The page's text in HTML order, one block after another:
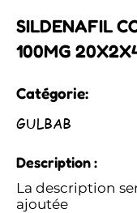
SILDENAFIL
100MG
Catégorie:
GULBAB
Description :
La description
ajoutée